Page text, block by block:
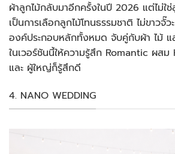
ผ้าลูกไม้กลับมาอีกครั้งในปี 2026 แต่ไม่ใ
เป็นการเลือกลูกไม้โทนธรรมชาติ ไม่ขาวจั๊ว
องค์ประกอบหลักทั้งหมด จับคู่กับผ้า ไม้ แ
ในเวอร์ชันนี้ให้ความรู้สึก Romantic ผส
และ ผู้ใหญ่ก็รู้สึกดี
4. NANO WEDDING